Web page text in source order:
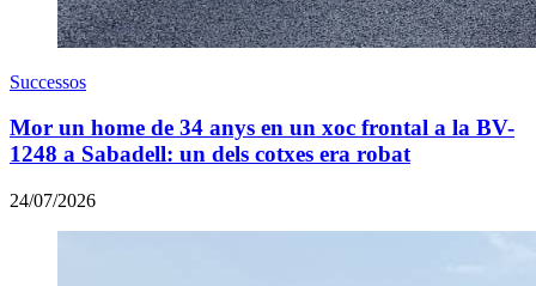
Successos
Mor un home de 34 anys en un xoc frontal a la BV-
1248 a Sabadell: un dels cotxes era robat
24/07/2026